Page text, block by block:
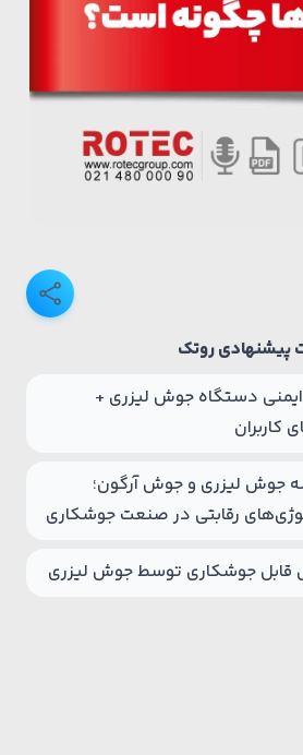
پیشنهادی روتک
دستگاه جوش لیزری +
کاربران
جوش لیزری و جوش آرگون؛
رقابتی در صنعت جوشکاری
قابل جوشکاری توسط جوش لیزری